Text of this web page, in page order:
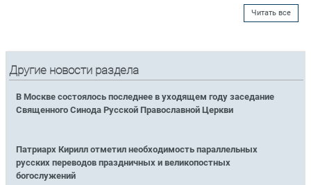
Читать все
Другие новости раздела
В Москве состоялось последнее в уходящем году заседание
Священного Синода Русской Православной Церкви
Патриарх Кирилл отметил необходимость параллельных
русских переводов праздничных и великопостных
богослужений